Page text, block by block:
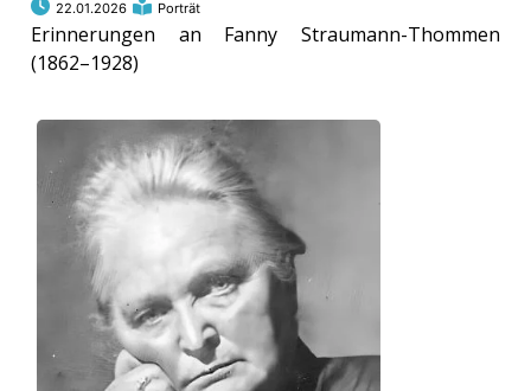
22.01.2026 Porträt
Erinnerungen an Fanny Straumann-Thommen
(1862–1928)